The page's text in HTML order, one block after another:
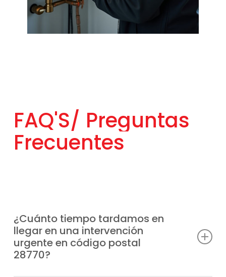
FAQ'S/ Preguntas
Frecuentes
¿Cuánto tiempo tardamos en
llegar en una intervención
urgente en código postal
28770?